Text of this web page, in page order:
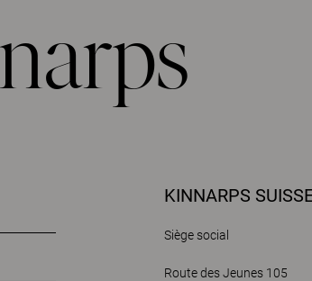
KINNARPS
Siège social
Route des Jeunes 105